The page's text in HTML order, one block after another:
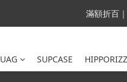
會員699免
滿額折百
會員699免
UAG SUPCASE